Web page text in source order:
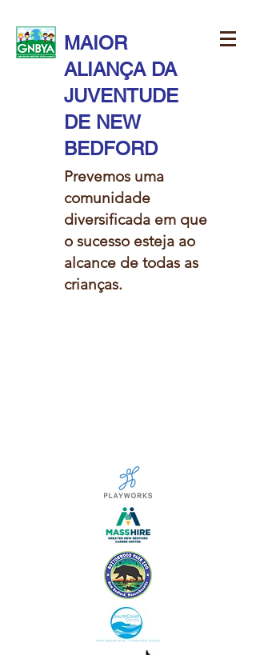
MAIOR
ALIANÇA DA
JUVENTUDE
DE NEW
BEDFORD
Prevemos uma
comunidade
diversificada em que
o sucesso esteja ao
alcance de todas as
crianças.​​